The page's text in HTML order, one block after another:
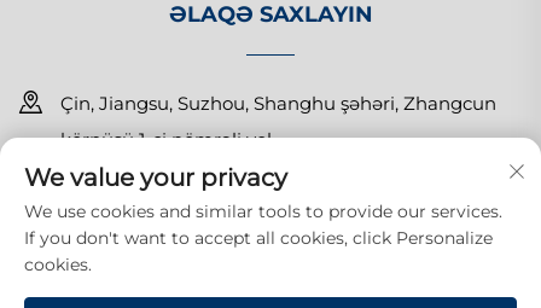
ƏLAQƏ SAXLAYIN
Çin, Jiangsu, Suzhou, Shanghu şəhəri, Zhangcun
körpüsü 1-ci nömrəli yol
+86-15150179453
[email protected]
We value your privacy
We use cookies and similar tools to provide our services.
If you don't want to accept all cookies, click Personalize
cookies.